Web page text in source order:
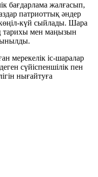
бағдарлама жалғасып,
патриоттық әндер
күй сыйлады. Шара
тарихы мен маңызын
мерекелік іс-шаралар
сүйіспеншілік пен
нығайтуға